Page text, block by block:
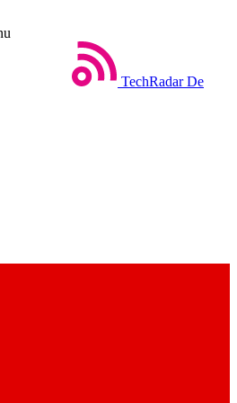
TechRadar De